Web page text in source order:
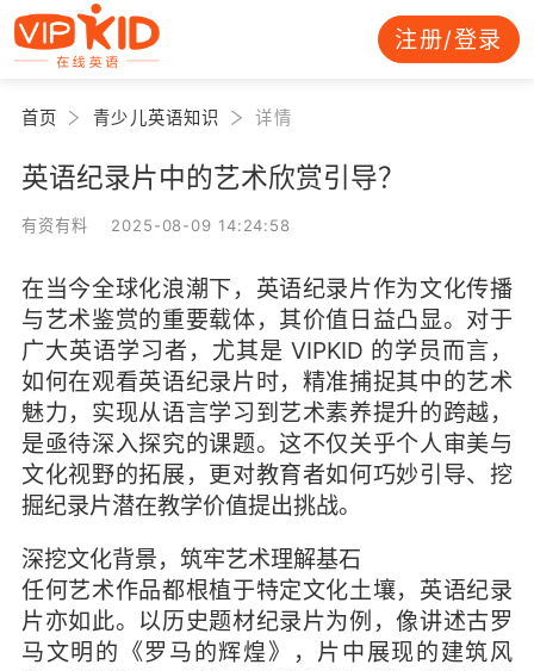
注册/登录
首页 青少儿英语知识 详情
英语纪录片中的艺术欣赏引导？
有资有料 2025-08-09 14:24:58
在当今全球化浪潮下，英语纪录片作为文化传播
与艺术鉴赏的重要载体，其价值日益凸显。对于
广大英语学习者，尤其是 VIPKID 的学员而言，
如何在观看英语纪录片时，精准捕捉其中的艺术
魅力，实现从语言学习到艺术素养提升的跨越，
是亟待深入探究的课题。这不仅关乎个人审美与
文化视野的拓展，更对教育者如何巧妙引导、挖
掘纪录片潜在教学价值提出挑战。
深挖文化背景，筑牢艺术理解基石
任何艺术作品都根植于特定文化土壤，英语纪录
片亦如此。以历史题材纪录片为例，像讲述古罗
马文明的《罗马的辉煌》，片中展现的建筑风